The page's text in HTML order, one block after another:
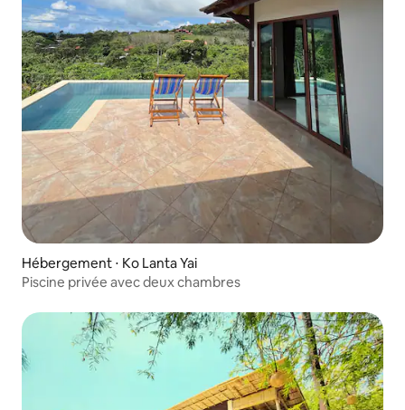
Hébergement ⋅ Ko Lanta Yai
Piscine privée avec deux chambres